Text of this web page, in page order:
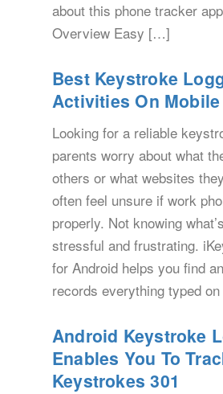
about this phone tracker
Overview Easy […]
Best Keystroke
Activities On
Looking for a reliable
parents worry about what
others or what websites
often feel unsure if work
properly. Not knowing
stressful and frustrating.
for Android helps you find
records everything typed
Android Keystroke
Enables You To
Keystrokes 301